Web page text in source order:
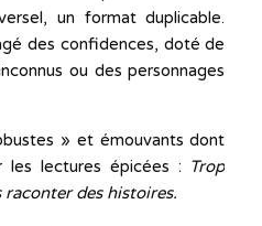
un format duplicable.
des confidences, doté de
ou des personnages
» et émouvants dont
les lectures épicées : Trop
des histoires.